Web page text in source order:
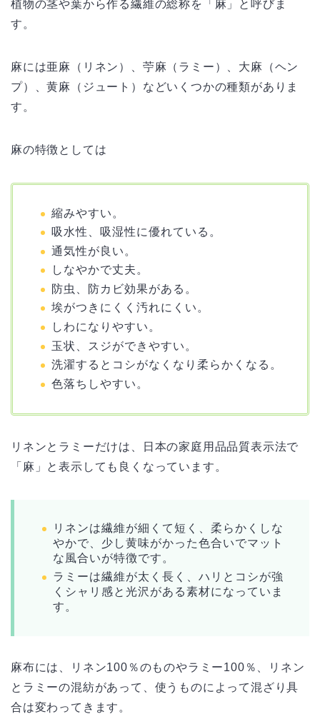
植物の茎や葉から作る繊維の総称を「麻」と呼びま
す。
麻には亜麻（リネン）、苧麻（ラミー）、大麻（ヘン
プ）、黄麻（ジュート）などいくつかの種類がありま
す。
麻の特徴としては
縮みやすい。
吸水性、吸湿性に優れている。
通気性が良い。
しなやかで丈夫。
防虫、防カビ効果がある。
埃がつきにくく汚れにくい。
しわになりやすい。
玉状、スジができやすい。
洗濯するとコシがなくなり柔らかくなる。
色落ちしやすい。
リネンとラミーだけは、日本の家庭用品品質表示法で
「麻」と表示しても良くなっています。
リネンは繊維が細くて短く、柔らかくしな
やかで、少し黄味がかった色合いでマット
な風合いが特徴です。
ラミーは繊維が太く長く、ハリとコシが強
くシャリ感と光沢がある素材になっていま
す。
麻布には、リネン100％のものやラミー100％、リネン
とラミーの混紡があって、使うものによって混ざり具
合は変わってきます。